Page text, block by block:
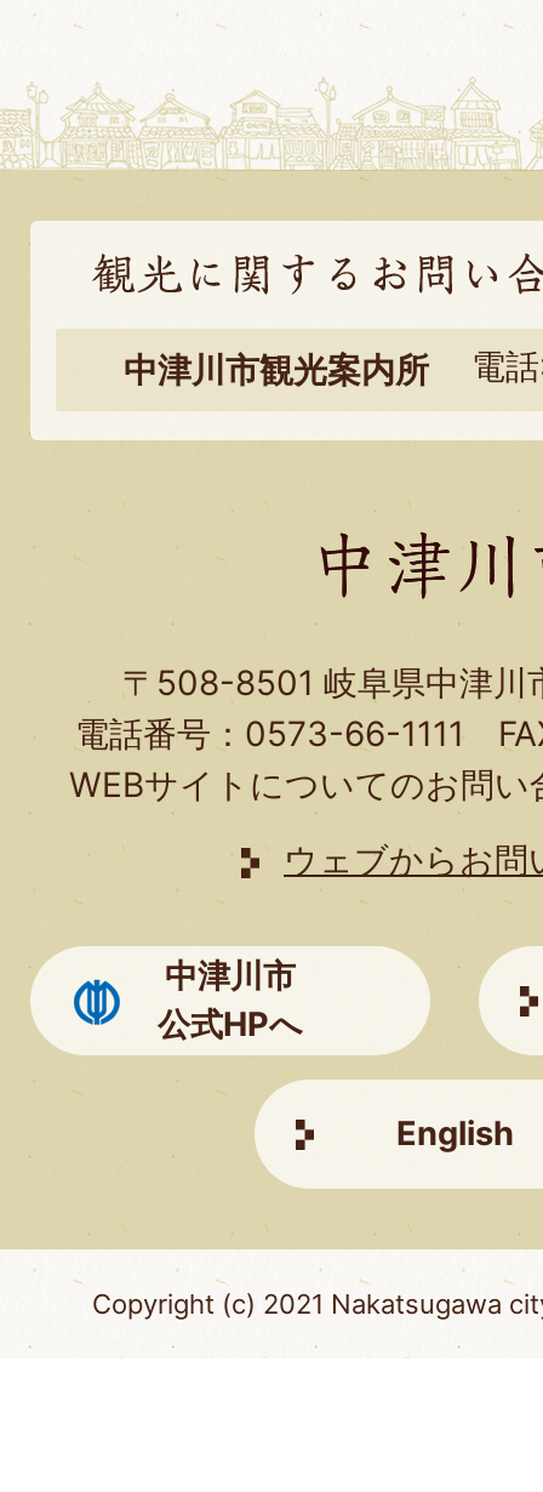
観
光
に
関
る
い
合
わ
せ
は
ち
ら
中津川市観光案内所 電
〒508-8501 岐阜県中津川
電話番号：0573-66-1111
WEBサイトについてのお問
ウェブからお問
中津川市
公式HPへ
English
Copyright (c) 2021 Nakatsugawa